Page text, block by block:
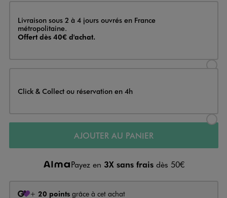
Livraison
Livraison sous 2 à 4 jours ouvrés en France
métropolitaine.
Offert dès 40€ d'achat.
Click & Collect ou réservation en 4h
AJOUTER AU PANIER
Payez en 3X sans frais dès 50€
+ 20 points grâce à cet achat